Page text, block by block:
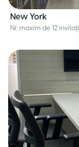
New York
Nr. maxim de 12 invitați